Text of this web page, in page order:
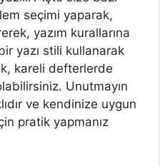
seçimi yaparak,
yazım kurallarına
yazı stili kullanarak
kareli defterlerde
Unutmayın
ve kendinize uygun
pratik yapmanız